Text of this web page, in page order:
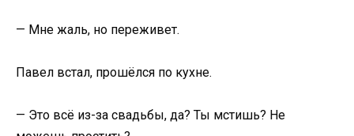
— Мне жаль, но переживет.
Павел встал, прошёлся по кухне.
— Это всё из-за свадьбы, да? Ты мстишь? Не